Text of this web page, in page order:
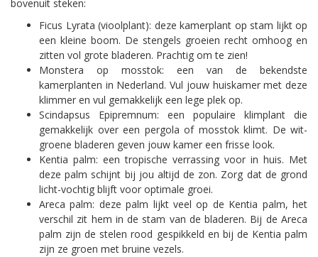
bovenuit steken:
Ficus Lyrata (vioolplant): deze kamerplant op stam lijkt op
een kleine boom. De stengels groeien recht omhoog en
zitten vol grote bladeren. Prachtig om te zien!
Monstera op mosstok: een van de bekendste
kamerplanten in Nederland. Vul jouw huiskamer met deze
klimmer en vul gemakkelijk een lege plek op.
Scindapsus Epipremnum: een populaire klimplant die
gemakkelijk over een pergola of mosstok klimt. De wit-
groene bladeren geven jouw kamer een frisse look.
Kentia palm: een tropische verrassing voor in huis. Met
deze palm schijnt bij jou altijd de zon. Zorg dat de grond
licht-vochtig blijft voor optimale groei.
Areca palm: deze palm lijkt veel op de Kentia palm, het
verschil zit hem in de stam van de bladeren. Bij de Areca
palm zijn de stelen rood gespikkeld en bij de Kentia palm
zijn ze groen met bruine vezels.